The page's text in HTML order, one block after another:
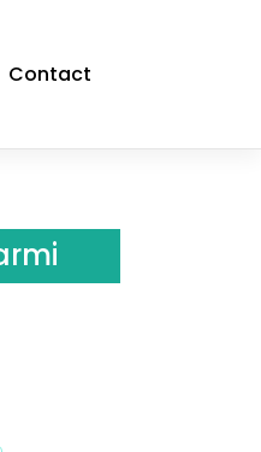
Contact